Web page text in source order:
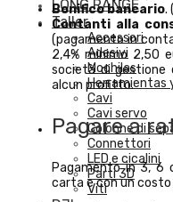
LONG RANGE
Taller
Accessori
Adesivi
Mochilas
Herramientas
Cavi
Cavi servo
Colonne di
Connettori
LED e cicalini
Parti 3D
Viti
Bonifico bancario.
Contanti alla
(pagamento in
2,4% minimo 2,50
società di gestione
alcun profitto.
Pagare a
Pagamento in 3, 6
carta e con un